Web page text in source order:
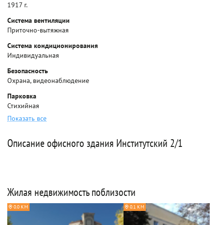
1917 г.
Система вентиляции
Приточно-вытяжная
Система кондиционирования
Индивидуальная
Безопасность
Охрана, видеонаблюдение
Парковка
Стихийная
Показать все
Описание офисного здания Институтский 2/1
Жилая недвижимость поблизости
0.0 КМ 0.1 КМ